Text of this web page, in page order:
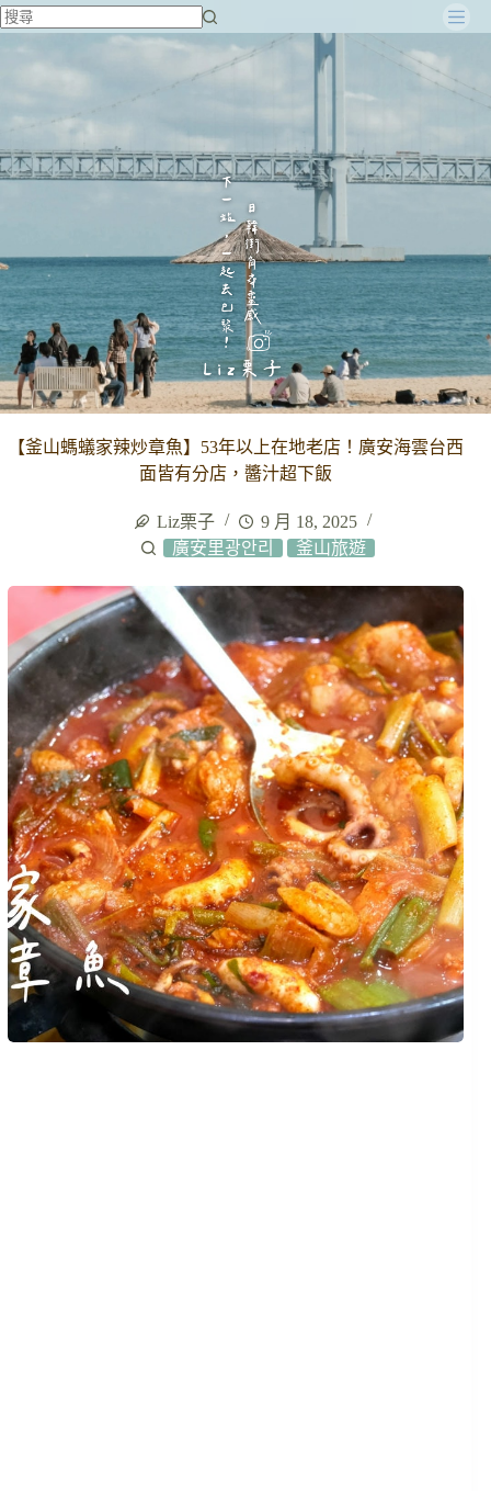
跳
容
【釜山螞蟻家辣炒章魚】53年以上在地老店！廣安海雲台西
面皆有分店，醬汁超下飯
Liz栗子
9 月 18, 2025
廣安里광안리
釜山旅遊